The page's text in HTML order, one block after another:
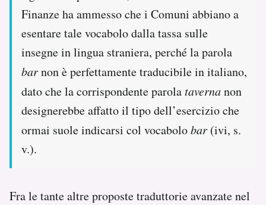
Finanze ha ammesso che i Comuni abbiano a
esentare tale vocabolo dalla tassa sulle
insegne in lingua straniera, perché la parola
barnon è perfettamente traducibile in italiano,
dato che la corrispondente parolatavernanon
designerebbe affatto il tipo dell’esercizio che
ormai suole indicarsi col vocabolobar (ivi, s.
v.).
Fra le tante altre proposte traduttorie avanzate nel